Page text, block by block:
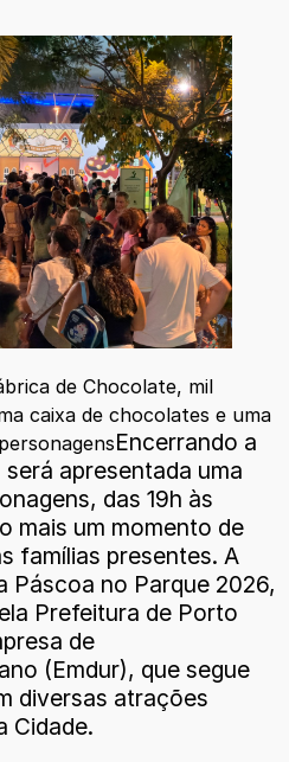
de Chocolate, mil
caixa de chocolates e uma
Encerrando a
apresentada uma
das 19h às
mais um momento de
famílias presentes. A
Páscoa no Parque 2026,
Prefeitura de Porto
de
(Emdur), que segue
diversas atrações
Cidade.